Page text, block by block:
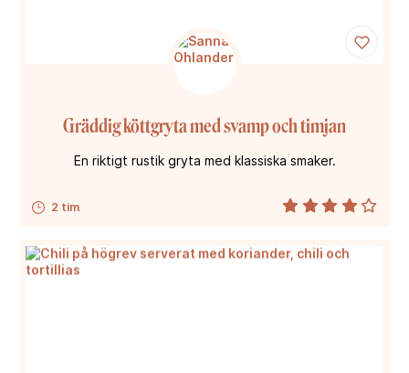
2 tim
Gräddig köttgryta med svamp och timjan
En riktigt rustik gryta med klassiska smaker.